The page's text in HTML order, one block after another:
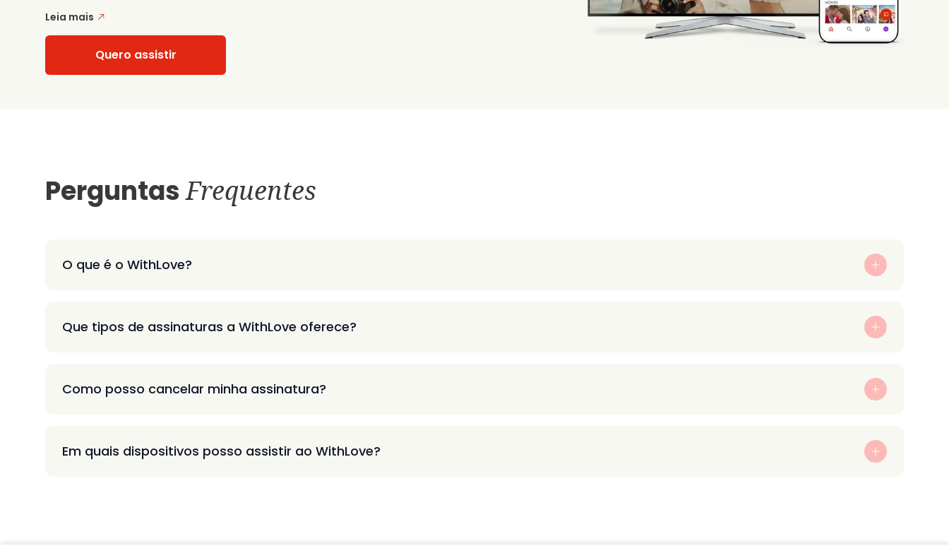
Leia mais
Quero assistir
PerguntasFrequentes
O que é o WithLove?
Que tipos de assinaturas a WithLove oferece?
Como posso cancelar minha assinatura?
Em quais dispositivos posso assistir ao WithLove?